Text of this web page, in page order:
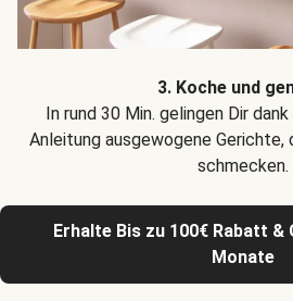
3. Koche und
In rund 30 Min. gelingen Dir
Anleitung ausgewogene Gerichte,
schmecken.
Erhalte Bis zu 100€ Rabatt
Monate